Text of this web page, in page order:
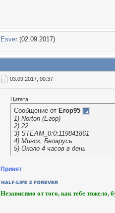
Esver (02.09.2017)
03.09.2017, 00:37
Цитата:
Сообщение от Егор95
1) Norton (Егор)
2) 22
3) STEAM_0:0:119841861
4) Минск, Беларусь
5) Около 4 часов в день
Принят
Независимо от того, как тебе тяжело,